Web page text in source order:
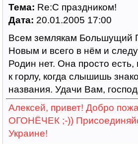
Тема: Re:С праздником!
Дата: 20.01.2005 17:00
Всем землякам
Новым и всего в нём и
Родин нет. Она просто есть,
к горлу, когда слышишь
названия. Удачи Вам,
Алексей, привет! Добро
ОГОНЁЧЕК ;-))
Украине!